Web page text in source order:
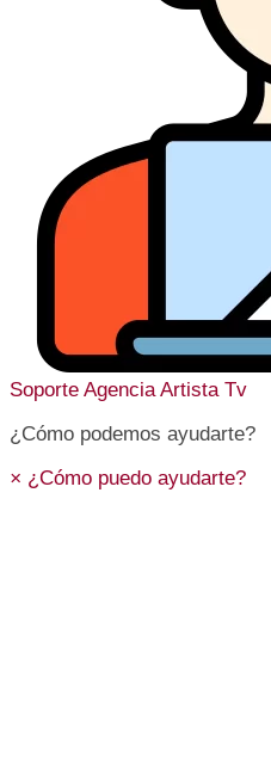
Soporte Agencia Artista Tv
¿Cómo podemos ayudarte?
× ¿Cómo puedo ayudarte?